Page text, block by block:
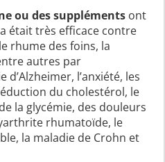
ou des suppléments ont
était très efficace contre
rhume des foins, la
autres par
d’Alzheimer, l’anxiété, les
du cholestérol, le
la glycémie, des douleurs
rhumatoïde, le
la maladie de Crohn et